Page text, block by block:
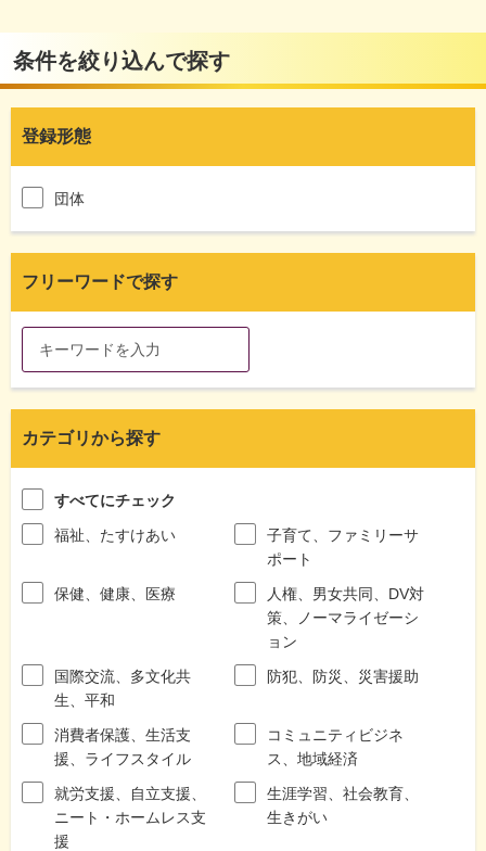
条件を絞り込んで探す
登録形態
団体
フリーワードで探す
カテゴリから探す
すべてにチェック
福祉、たすけあい
子育て、ファミリーサ
ポート
保健、健康、医療
人権、男女共同、DV対
策、ノーマライゼーシ
ョン
国際交流、多文化共
生、平和
防犯、防災、災害援助
消費者保護、生活支
援、ライフスタイル
コミュニティビジネ
ス、地域経済
就労支援、自立支援、
ニート・ホームレス支
援
生涯学習、社会教育、
生きがい